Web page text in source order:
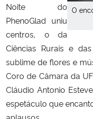
O
Noite do
PhenoGlad uniu
centros, o da
Ciências Rurais e
sublime de flores e
Coro de Câmara da
Cláudio Antonio
espetáculo que
aplausos.